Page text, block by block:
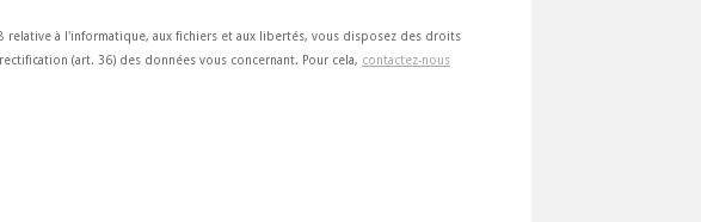
relative à l'informatique, aux fichiers et aux libertés, vous disposez des droits
(art. 36) des données vous concernant. Pour cela, contactez-nous